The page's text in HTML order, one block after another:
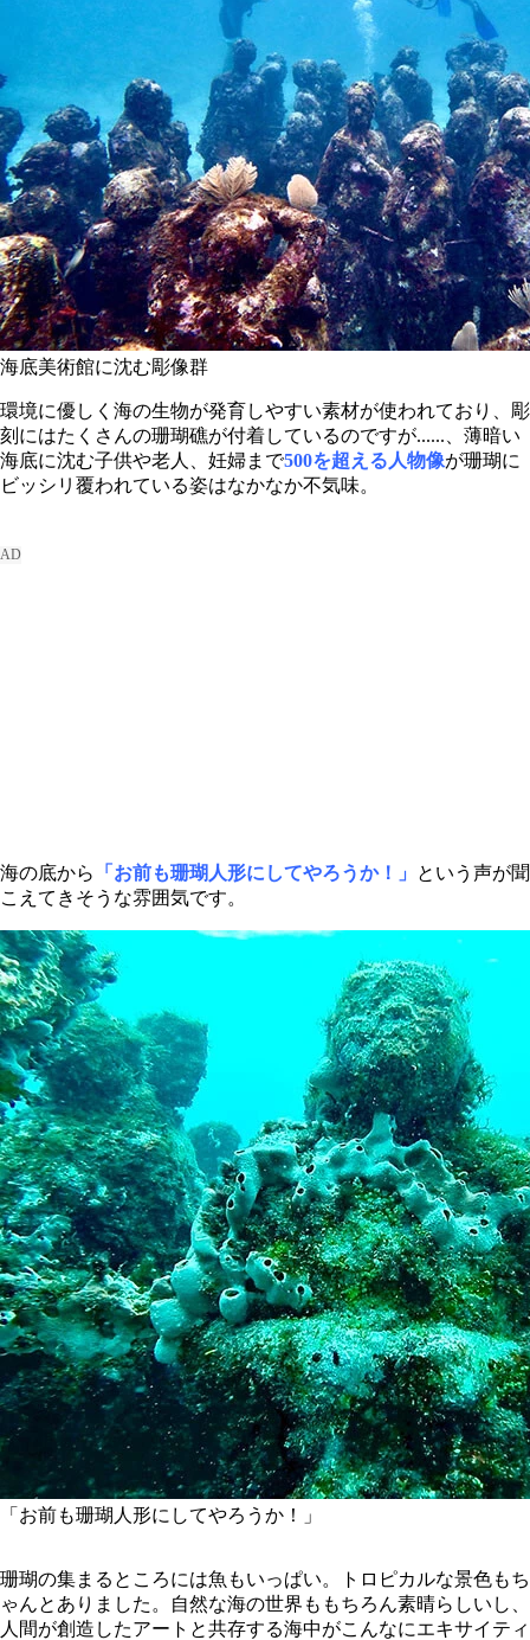
海底美術館に沈む彫像群
環境に優しく海の生物が発育しやすい素材が使われており、彫
刻にはたくさんの珊瑚礁が付着しているのですが......、薄暗い
海底に沈む子供や老人、妊婦まで500を超える人物像が珊瑚に
ビッシリ覆われている姿はなかなか不気味。
海の底から 「お前も珊瑚人形にしてやろうか！」
という声が聞
こえてきそうな雰囲気です。
「お前も珊瑚人形にしてやろうか！」
珊瑚の集まるところには魚もいっぱい。トロピカルな景色もち
ゃんとありました。自然な海の世界ももちろん素晴らしいし、
人間が創造したアートと共存する海中がこんなにエキサイティ